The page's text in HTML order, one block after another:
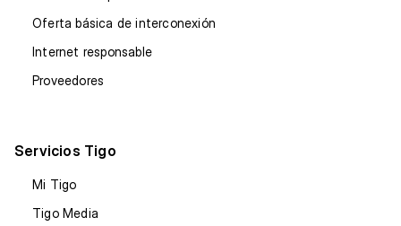
Oferta básica de interconexión
Internet responsable
Proveedores
Servicios Tigo
Mi Tigo
Tigo Media